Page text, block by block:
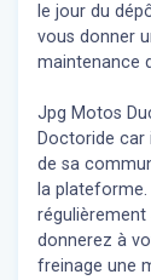
le jour du
vous donner
maintenance
Jpg Motos
Doctoride car
de sa
la
régulièrement
donnerez à
freinage une